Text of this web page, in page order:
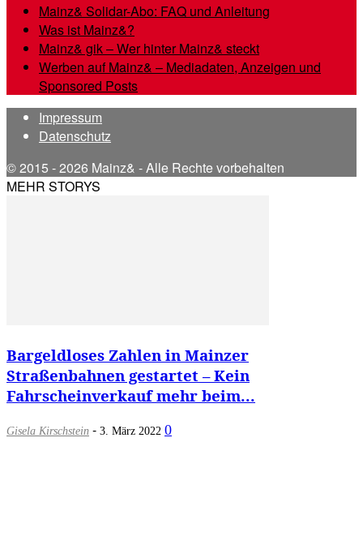
Mainz& Solidar-Abo: FAQ und Anleitung
Was ist Mainz&?
Mainz& gik – Wer hinter Mainz& steckt
Werben auf Mainz& – Mediadaten, Anzeigen und
Sponsored Posts
Impressum
Datenschutz
© 2015 - 2026 Mainz& - Alle Rechte vorbehalten
MEHR STORYS
Bargeldloses Zahlen in Mainzer
Straßenbahnen gestartet – Kein
Fahrscheinverkauf mehr beim...
Gisela Kirschstein - 3. März 2022 0